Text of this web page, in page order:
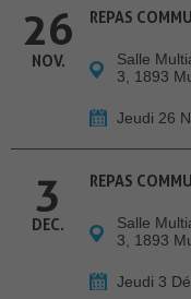
26
NOV.
REPAS
Salle
3, 1893
Jeudi 26
3
DEC.
REPAS
Salle
3, 1893
Jeudi 3